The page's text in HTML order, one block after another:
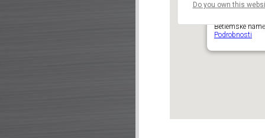
Náprstkovo
Betlémské
Podrobnosti
Do you own this